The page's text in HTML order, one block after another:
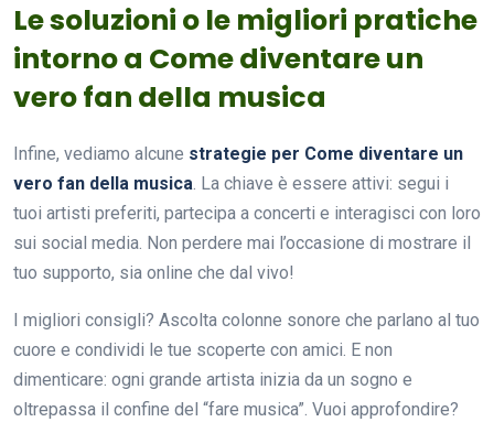
Le soluzioni o le migliori pratiche
intorno a Come diventare un
vero fan della musica
Infine, vediamo alcune strategie per Come diventare un
vero fan della musica. La chiave è essere attivi: segui i
tuoi artisti preferiti, partecipa a concerti e interagisci con loro
sui social media. Non perdere mai l’occasione di mostrare il
tuo supporto, sia online che dal vivo!
I migliori consigli? Ascolta colonne sonore che parlano al tuo
cuore e condividi le tue scoperte con amici. E non
dimenticare: ogni grande artista inizia da un sogno e
oltrepassa il confine del “fare musica”. Vuoi approfondire?